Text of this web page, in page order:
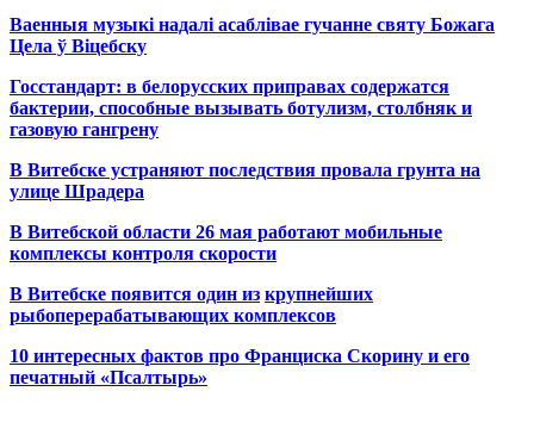
Ваенныя музыкі надалі асаблівае гучанне святу Божага
Цела ў Віцебску
Госстандарт: в белорусских приправах содержатся
бактерии, способные вызывать ботулизм, столбняк и
газовую гангрену
В Витебске устраняют последствия провала грунта на
улице Шрадера
В Витебской области 26 мая работают мобильные
комплексы контроля скорости
В Витебске появится один из крупнейших
рыбоперерабатывающих комплексов
10 интересных фактов про Франциска Скорину и его
печатный «Псалтырь»